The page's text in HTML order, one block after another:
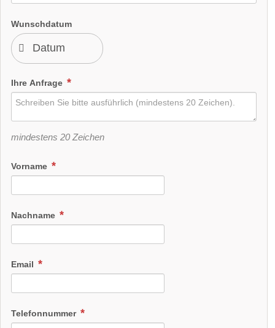
Wunschdatum
Ihre Anfrage
mindestens 20 Zeichen
Vorname
Nachname
Email
Telefonnummer